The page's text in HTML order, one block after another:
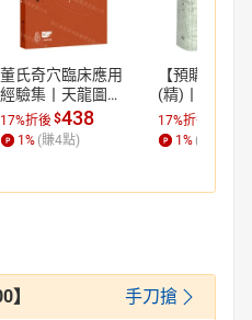
董氏奇穴臨床應用
經驗集丨天龍圖書
簡體字專賣店丨97
87117372572 (tl2
17%折後$438
1 % (賺4點)
【預購】蘇
(精)丨天龍圖
體字專賣店
542687111
17%折後
1 % (賺
】 手刀搶